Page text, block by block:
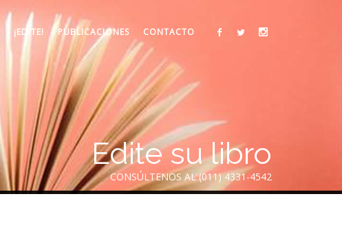
¡EDITE! PUBLICACIONES CONTACTO
Edite su libro
CONSÚLTENOS AL (011) 4331-4542